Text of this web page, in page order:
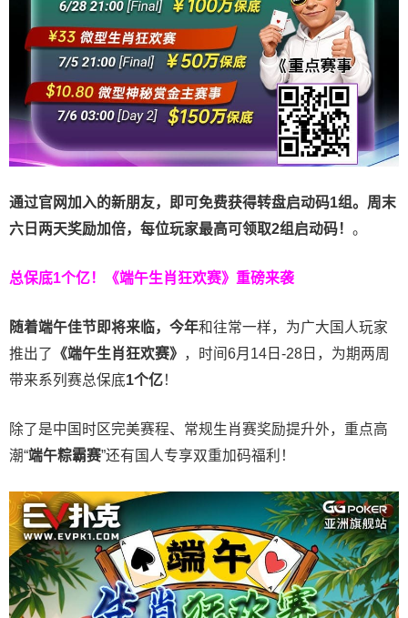
通过官网加入的新朋友，即可免费获得转盘启动码1组。周末
六日两天奖励加倍，每位玩家最高可领取2组启动码！ 。
总保底1个亿！ 《端午生肖狂欢赛》重磅来袭
随着端午佳节即将来临，今年和往常一样，为广大国人玩家
推出了 《端午生肖狂欢赛》 ，时间6月14日-28日，为期两周
带来系列赛总保底1个亿！
除了是中国时区完美赛程、常规生肖赛奖励提升外，重点高
潮“端午粽霸赛”还有国人专享双重加码福利！